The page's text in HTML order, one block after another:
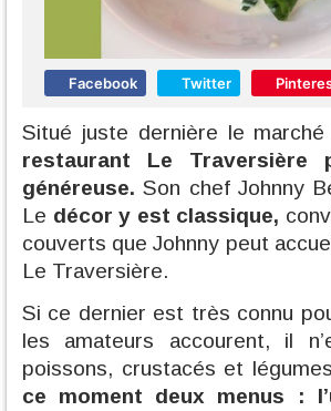
Facebook Twitter
Situé juste dernière le
restaurant Le Traversière
généreuse. Son chef Johnny
Le décor y est classique,
couverts que Johnny peut
Le Traversière.
Si ce dernier est très connu
les amateurs accourent, il
poissons, crustacés et
ce moment deux menus :